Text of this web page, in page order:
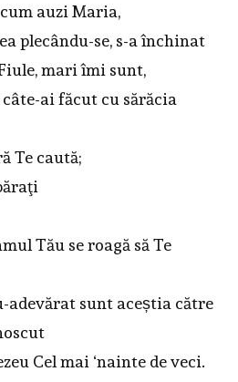
auzi Maria,
plecându-se, s-a închinat
mari îmi sunt,
ai făcut cu sărăcia
Te caută;
Tău se roagă să Te
adevărat sunt aceștia către
Cel mai ‘nainte de veci.